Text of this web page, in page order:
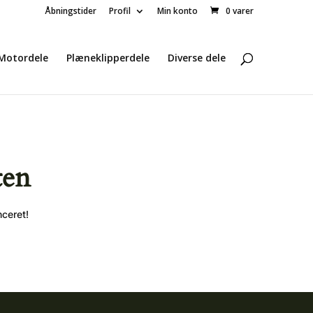
Åbningstider Profil Min konto 0 varer
Plæneklipperdele Diverse dele